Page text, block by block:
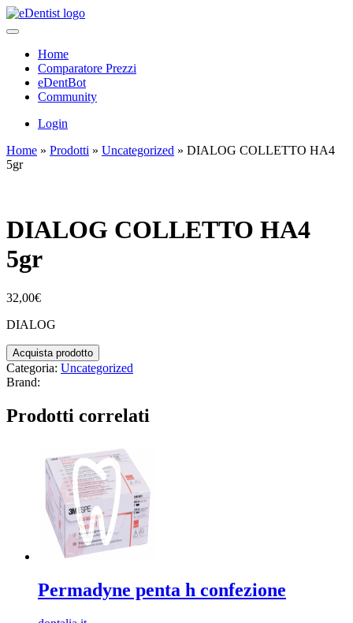
Home
Comparatore Prezzi
eDentBot
Community
Login
Home » Prodotti » Uncategorized » DIALOG COLLETTO HA4
5gr
DIALOG COLLETTO HA4
5gr
32,00€
DIALOG
Acquista prodotto
Categoria: Uncategorized
Brand:
Prodotti correlati
Permadyne penta h confezione